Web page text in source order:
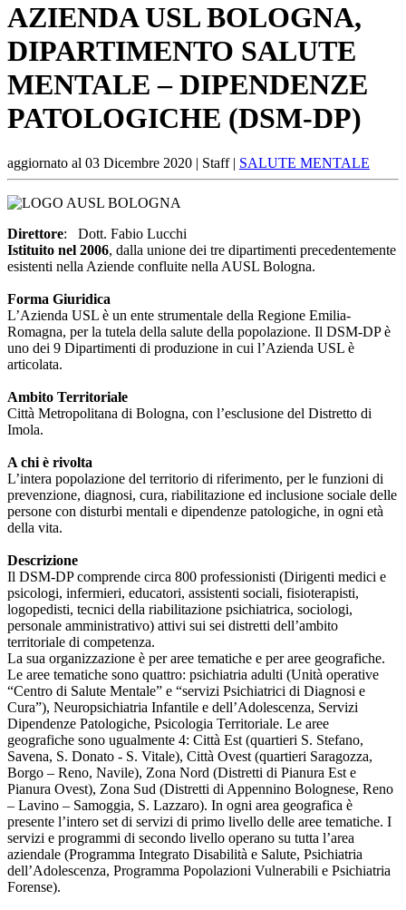
AZIENDA USL BOLOGNA,
DIPARTIMENTO SALUTE
MENTALE – DIPENDENZE
PATOLOGICHE (DSM-DP)
aggiornato al 03 Dicembre 2020 | Staff | SALUTE MENTALE
Direttore: Dott. Fabio Lucchi
Istituito nel 2006, dalla unione dei tre dipartimenti precedentemente
esistenti nella Aziende confluite nella AUSL Bologna.
Forma Giuridica
L’Azienda USL è un ente strumentale della Regione Emilia-
Romagna, per la tutela della salute della popolazione. Il DSM-DP è
uno dei 9 Dipartimenti di produzione in cui l’Azienda USL è
articolata.
Ambito Territoriale
Città Metropolitana di Bologna, con l’esclusione del Distretto di
Imola.
A chi è rivolta
L’intera popolazione del territorio di riferimento, per le funzioni di
prevenzione, diagnosi, cura, riabilitazione ed inclusione sociale delle
persone con disturbi mentali e dipendenze patologiche, in ogni età
della vita.
Descrizione
Il DSM-DP comprende circa 800 professionisti (Dirigenti medici e
psicologi, infermieri, educatori, assistenti sociali, fisioterapisti,
logopedisti, tecnici della riabilitazione psichiatrica, sociologi,
personale amministrativo) attivi sui sei distretti dell’ambito
territoriale di competenza.
La sua organizzazione è per aree tematiche e per aree geografiche.
Le aree tematiche sono quattro: psichiatria adulti (Unità operative
“Centro di Salute Mentale” e “servizi Psichiatrici di Diagnosi e
Cura”), Neuropsichiatria Infantile e dell’Adolescenza, Servizi
Dipendenze Patologiche, Psicologia Territoriale. Le aree
geografiche sono ugualmente 4: Città Est (quartieri S. Stefano,
Savena, S. Donato - S. Vitale), Città Ovest (quartieri Saragozza,
Borgo – Reno, Navile), Zona Nord (Distretti di Pianura Est e
Pianura Ovest), Zona Sud (Distretti di Appennino Bolognese, Reno
– Lavino – Samoggia, S. Lazzaro). In ogni area geografica è
presente l’intero set di servizi di primo livello delle aree tematiche. I
servizi e programmi di secondo livello operano su tutta l’area
aziendale (Programma Integrato Disabilità e Salute, Psichiatria
dell’Adolescenza, Programma Popolazioni Vulnerabili e Psichiatria
Forense).